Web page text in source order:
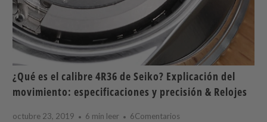
¿Qué es el calibre 4R36 de Seiko? Explicación del
movimiento: especificaciones y precisión & Relojes
octubre 23, 2019 6 min leer 6Comentarios